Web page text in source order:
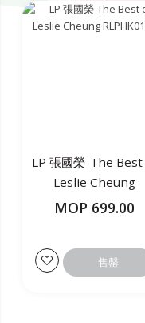
LP 張國榮-The
Leslie Cheung
RLPHK015A
MOP 699.00
售罄